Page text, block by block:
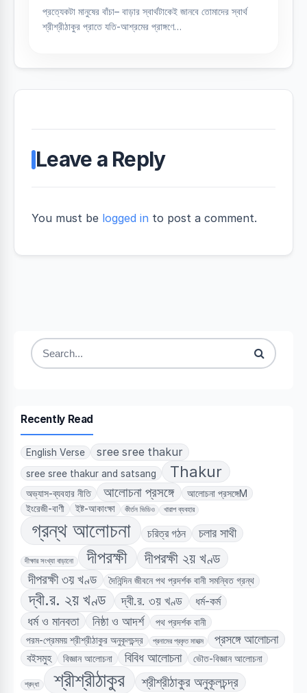
প্রত্যেকটা মানুষের বাঁচা– বাড়ার স্বার্থটাকেই জানবে তোমাদের স্বার্থ
শ্রীশ্রীঠাকুর প্রাতে যতি-আশ্রমের প্রাঙ্গণে…
Leave a Reply
You must be logged in to post a comment.
Search
Recently Read
English Verse sree sree thakur
sree sree thakur and satsang Thakur
অভ্যাস-ব্যবহার নীতি আলোচনা প্রসঙ্গে
আলোচনা প্রসঙ্গেM
ইংরেজী-বাণী
ইষ্ট-আকাংক্ষা কীর্তন ভিডিও খারাপ ব্যবহার
গ্রন্থ আলোচনা চরিত্র গঠন চলার সাথী
দীক্ষার সংখ্যা বাড়ানো দীপরক্ষী দীপরক্ষী ২য় খণ্ড
দীপরক্ষী ৩য় খণ্ড দৈনিন্দিন জীবনে পথ প্রদর্শক বানী সমন্বিত গ্রন্থ
দ্বী.র. ২য় খণ্ড দ্বী.র. ৩য় খণ্ড ধর্ম-কর্ম
ধর্ম ও মানবতা নিষ্ঠা ও আদর্শ
পথ প্রদর্শক বানী
পরম-প্রেমময় শ্রীশ্রীঠাকুর অনুকূলচন্দ্র
প্রনামের প্রকৃত মাহাত্ম প্রসঙ্গে আলোচনা
বইসমুহ বিজ্ঞান আলোচনা বিবিধ আলোচনা ভৌত-বিজ্ঞান আলোচনা
শ্রদ্ধা শ্রীশ্রীঠাকুর
শ্রীশ্রীঠাকুর অনুকূলচন্দ্র